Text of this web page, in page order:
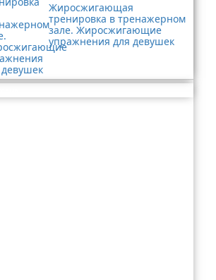
Жиросжигающая
тренировка в тренажерном
зале. Жиросжигающие
упражнения для девушек